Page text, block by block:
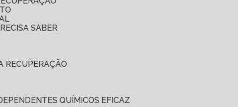
SABER
RECUPERAÇÃO
QUÍMICOS EFICAZ